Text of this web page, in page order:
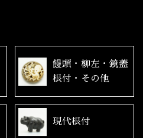
饅頭・柳左・鏡蓋
根付・その他
現代根付